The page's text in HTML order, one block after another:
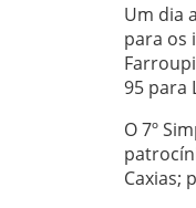
Um dia
para os
95 para
O 7º
Caxias;